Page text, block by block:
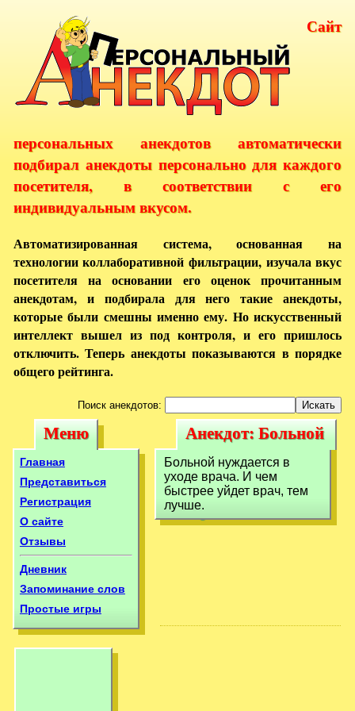
Сайт
персональных анекдотов автоматически
подбирал анекдоты персонально для каждого
посетителя, в соответствии с его
индивидуальным вкусом.
Автоматизированная система, основанная на
технологии коллаборативной фильтрации, изучала вкус
посетителя на основании его оценок прочитанным
анекдотам, и подбирала для него такие анекдоты,
которые были смешны именно ему. Но искусственный
интеллект вышел из под контроля, и его пришлось
отключить. Теперь анекдоты показываются в порядке
общего рейтинга.
Поиск анекдотов:
Меню
Меню
Главная
Представиться
Регистрация
О сайте
Отзывы
Дневник
Запоминание слов
Простые игры
Анекдот:
Больной
нуждается в уходе
врача. И
Анекдот: Больной
нуждается в уходе
врача. И
Больной нуждается в
уходе врача. И чем
быстрее уйдет врач, тем
лучше.